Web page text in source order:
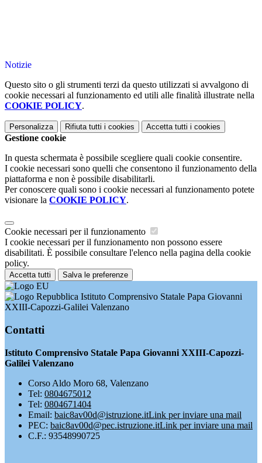
Notizie
Questo sito o gli strumenti terzi da questo utilizzati si avvalgono di
cookie necessari al funzionamento ed utili alle finalità illustrate nella
COOKIE POLICY.
Personalizza Rifiuta tutti i cookies Accetta tutti i cookies
Gestione cookie
In questa schermata è possibile scegliere quali cookie consentire.
I cookie necessari sono quelli che consentono il funzionamento della
piattaforma e non è possibile disabilitarli.
Per conoscere quali sono i cookie necessari al funzionamento potete
visionare la COOKIE POLICY.
Cookie necessari per il funzionamento
I cookie necessari per il funzionamento non possono essere
disabilitati. È possibile consultare l'elenco nella pagina della cookie
policy.
Accetta tutti Salva le preferenze
Istituto Comprensivo Statale Papa Giovanni
XXIII-Capozzi-Galilei Valenzano
Contatti
Istituto Comprensivo Statale Papa Giovanni XXIII-Capozzi-
Galilei Valenzano
Corso Aldo Moro 68, Valenzano
Tel: 0804675012
Tel: 0804671404
Email: baic8av00d@istruzione.itLink per inviare una mail
PEC: baic8av00d@pec.istruzione.itLink per inviare una mail
C.F.: 93548990725